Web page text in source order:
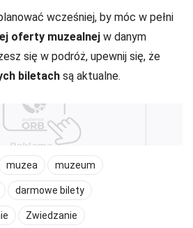
wcześniej, by móc w pełni
oferty muzealnej w danym
się w podróż, upewnij się, że
biletach są aktualne.
muzea muzeum
darmowe bilety
Zwiedzanie